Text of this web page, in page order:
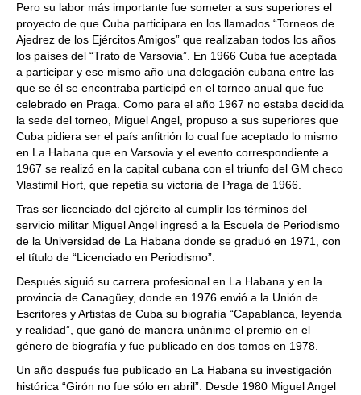
Pero su labor más importante fue someter a sus superiores el
proyecto de que Cuba participara en los llamados “Torneos de
Ajedrez de los Ejércitos Amigos” que realizaban todos los años
los países del “Trato de Varsovia”. En 1966 Cuba fue aceptada
a participar y ese mismo año una delegación cubana entre las
que se él se encontraba participó en el torneo anual que fue
celebrado en Praga. Como para el año 1967 no estaba decidida
la sede del torneo, Miguel Angel, propuso a sus superiores que
Cuba pidiera ser el país anfitrión lo cual fue aceptado lo mismo
en La Habana que en Varsovia y el evento correspondiente a
1967 se realizó en la capital cubana con el triunfo del GM checo
Vlastimil Hort, que repetía su victoria de Praga de 1966.
Tras ser licenciado del ejército al cumplir los términos del
servicio militar Miguel Angel ingresó a la Escuela de Periodismo
de la Universidad de La Habana donde se graduó en 1971, con
el título de “Licenciado en Periodismo”.
Después siguió su carrera profesional en La Habana y en la
provincia de Canagüey, donde en 1976 envió a la Unión de
Escritores y Artistas de Cuba su biografía “Capablanca, leyenda
y realidad”, que ganó de manera unánime el premio en el
género de biografía y fue publicado en dos tomos en 1978.
Un año después fue publicado en La Habana su investigación
histórica “Girón no fue sólo en abril”. Desde 1980 Miguel Angel